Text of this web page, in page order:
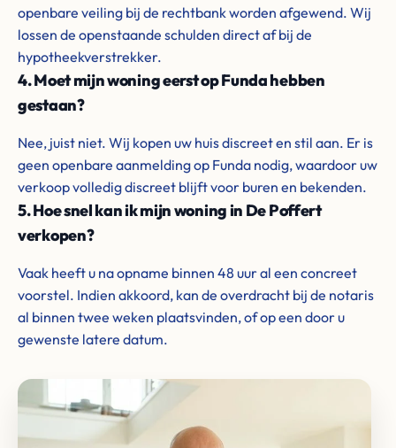
openbare veiling bij de rechtbank worden afgewend. Wij
lossen de openstaande schulden direct af bij de
hypotheekverstrekker.
4. Moet mijn woning eerst op Funda hebben
gestaan?
Nee, juist niet. Wij kopen uw huis discreet en stil aan. Er is
geen openbare aanmelding op Funda nodig, waardoor uw
verkoop volledig discreet blijft voor buren en bekenden.
5. Hoe snel kan ik mijn woning in De Poffert
verkopen?
Vaak heeft u na opname binnen 48 uur al een concreet
voorstel. Indien akkoord, kan de overdracht bij de notaris
al binnen twee weken plaatsvinden, of op een door u
gewenste latere datum.